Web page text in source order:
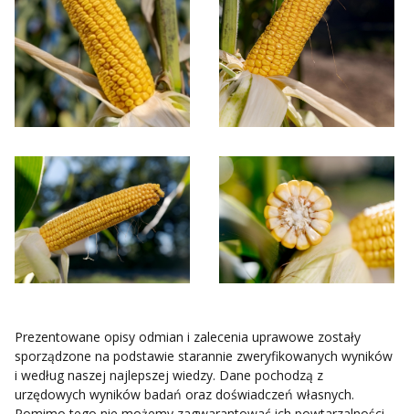
Prezentowane opisy odmian i zalecenia uprawowe zostały
sporządzone na podstawie starannie zweryfikowanych wyników
i według naszej najlepszej wiedzy. Dane pochodzą z
urzędowych wyników badań oraz doświadczeń własnych.